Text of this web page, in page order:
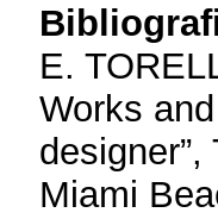
E.
Works
Miami